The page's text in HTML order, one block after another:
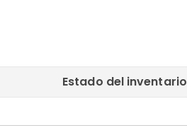
Estado del inventario